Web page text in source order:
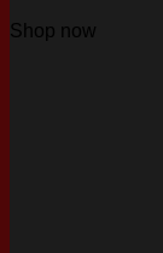
Shop now